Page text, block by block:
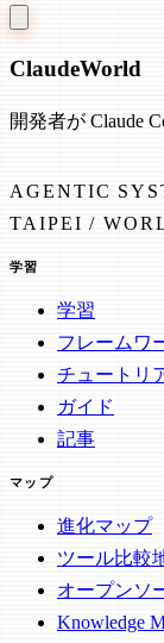
ClaudeWorld
開発者が Claude
AGENTIC
TAIPEI /
学習
学習
フレームワ
チュートリ
ガイド
記事
マップ
進化マップ
ツール比較
オープンソ
Knowledge